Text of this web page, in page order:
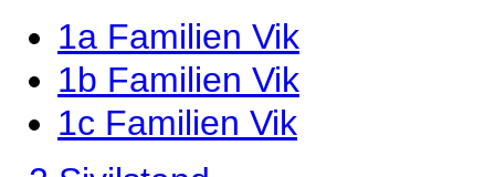
1a Familien Vik
1b Familien Vik
1c Familien Vik